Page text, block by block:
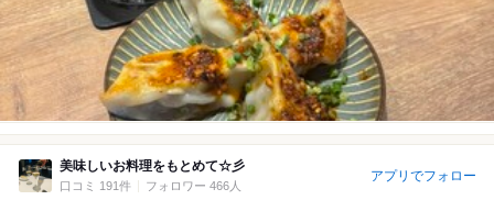
美味しいお料理をもとめて☆彡
口コミ 191件 フォロワー 466人
アプリでフォロー